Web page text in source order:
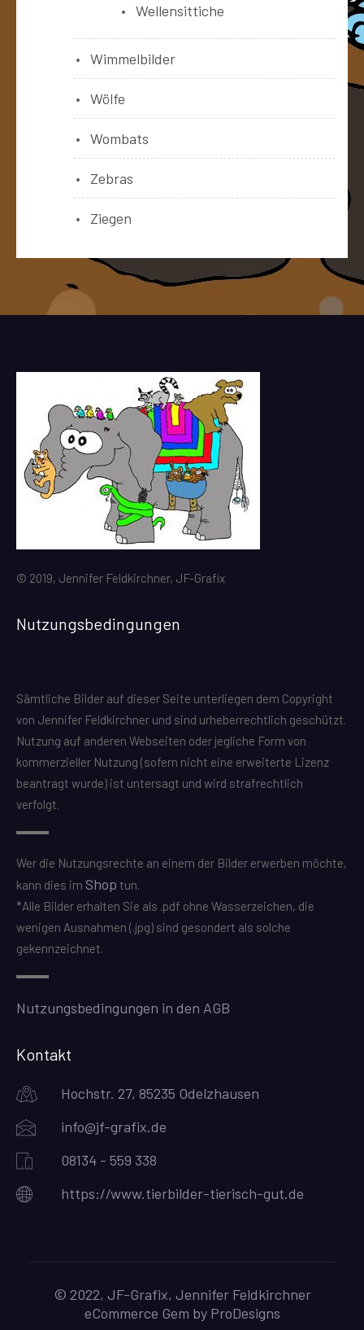
Wellensittiche
Wimmelbilder
Wölfe
Wombats
Zebras
Ziegen
© 2019, Jennifer Feldkirchner, JF-Grafix
Nutzungsbedingungen
Sämtliche Bilder auf dieser Seite unterliegen dem Copyright
von Jennifer Feldkirchner und sind urheberrechtlich geschützt.
Nutzung auf anderen Webseiten oder jegliche Form von
kommerzieller Nutzung (sofern nicht eine erweiterte Lizenz
beantragt wurde) ist untersagt und wird strafrechtlich
verfolgt.
Wer die Nutzungsrechte an einem der Bilder erwerben möchte,
kann dies im Shop tun.
*Alle Bilder erhalten Sie als .pdf ohne Wasserzeichen, die
wenigen Ausnahmen (.jpg) sind gesondert als solche
gekennzeichnet.
Nutzungsbedingungen in den AGB
Kontakt
Hochstr. 27, 85235 Odelzhausen
info@jf-grafix.de
08134 - 559 338
https://www.tierbilder-tierisch-gut.de
© 2022, JF-Grafix, Jennifer Feldkirchner
eCommerce Gem by ProDesigns